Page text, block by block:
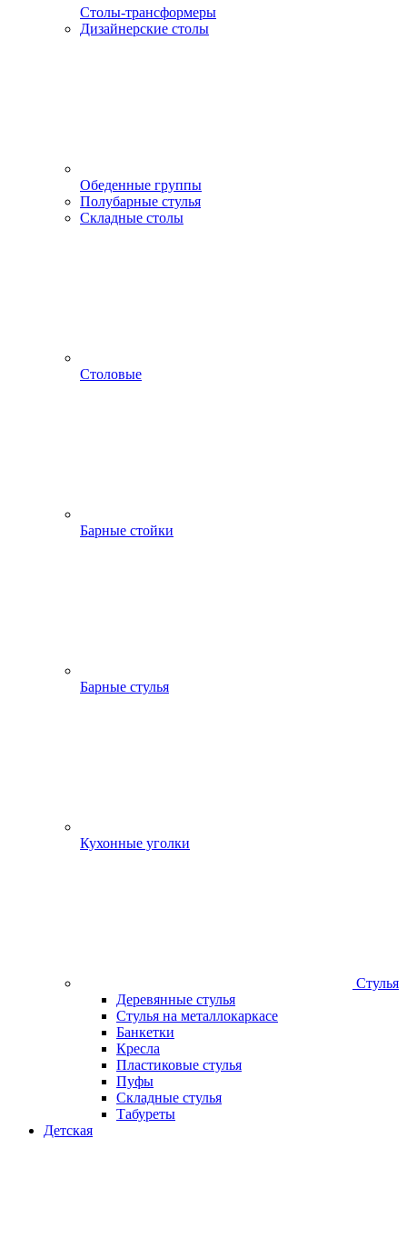
Столы-трансформеры
Дизайнерские столы
Обеденные группы
Полубарные стулья
Складные столы
Столовые
Барные стойки
Барные стулья
Кухонные уголки
Стулья
Деревянные стулья
Стулья на металлокаркасе
Банкетки
Кресла
Пластиковые стулья
Пуфы
Складные стулья
Табуреты
Детская